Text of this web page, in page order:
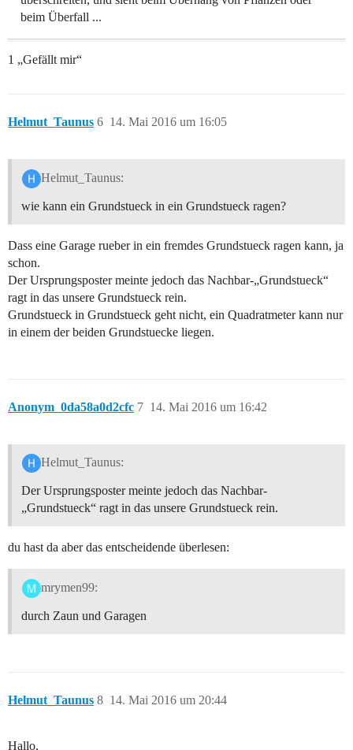
beim Überfall ...
1 „Gefällt mir“
Helmut_Taunus 14. Mai 2016 um 16:05
6
Helmut_Taunus:
wie kann ein Grundstueck in ein Grundstueck ragen?
Dass eine Garage rueber in ein fremdes Grundstueck ragen kann, ja
schon.
Der Ursprungsposter meinte jedoch das Nachbar-„Grundstueck“
ragt in das unsere Grundstueck rein.
Grundstueck in Grundstueck geht nicht, ein Quadratmeter kann nur
in einem der beiden Grundstuecke liegen.
Anonym_0da58a0d2cfc 14. Mai 2016 um 16:42
7
Helmut_Taunus:
Der Ursprungsposter meinte jedoch das Nachbar-
„Grundstueck“ ragt in das unsere Grundstueck rein.
du hast da aber das entscheidende überlesen:
mrymen99:
durch Zaun und Garagen
Helmut_Taunus 14. Mai 2016 um 20:44
8
Hallo,